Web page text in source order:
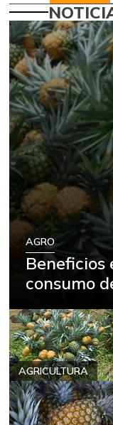
AGRO
Beneficios
consumo
AGRICULTURA